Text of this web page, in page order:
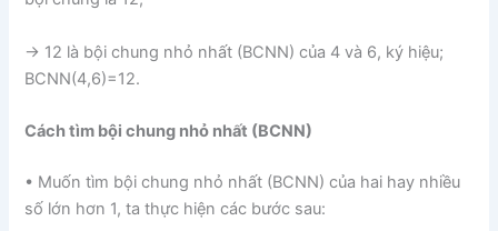
→ 12 là bội chung nhỏ nhất (BCNN) của 4 và 6, ký hiệu;
BCNN(4,6)=12.
Cách tìm bội chung nhỏ nhất (BCNN)
• Muốn tìm bội chung nhỏ nhất (BCNN) của hai hay nhiều
số lớn hơn 1, ta thực hiện các bước sau: